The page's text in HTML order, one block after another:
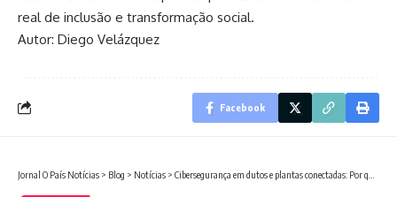
real de inclusão e transformação social.
Autor: Diego Velázquez
Facebook
Jornal O País Notícias > Blog > Notícias > Cibersegurança em dutos e plantas conectadas: Por que o risco operacional deixou de ser só físico